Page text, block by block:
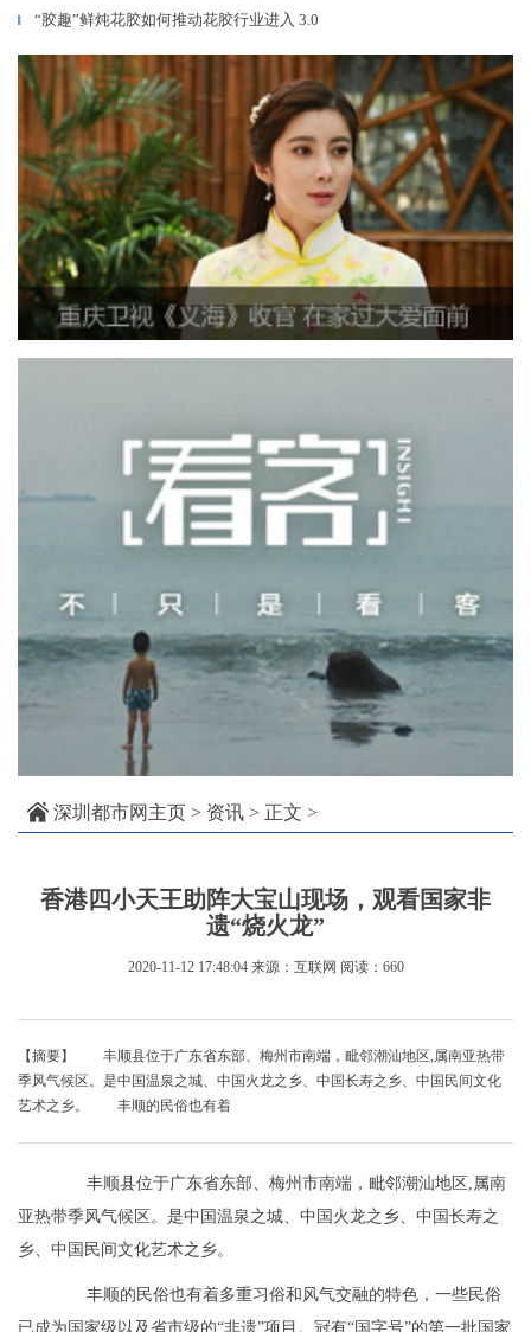
▎ “胶趣”鲜炖花胶如何推动花胶行业进入 3.0
深圳都市网主页 > 资讯 > 正文 >
香港四小天王助阵大宝山现场，观看国家非
遗“烧火龙”
2020-11-12 17:48:04 来源：互联网 阅读：660
【摘要】 丰顺县位于广东省东部、梅州市南端，毗邻潮汕地区,属南亚热带
季风气候区。是中国温泉之城、中国火龙之乡、中国长寿之乡、中国民间文化
艺术之乡。 丰顺的民俗也有着
丰顺县位于广东省东部、梅州市南端，毗邻潮汕地区,属南
亚热带季风气候区。是中国温泉之城、中国火龙之乡、中国长寿之
乡、中国民间文化艺术之乡。
丰顺的民俗也有着多重习俗和风气交融的特色，一些民俗
已成为国家级以及省市级的“非遗”项目。冠有“国字号”的第一批国家